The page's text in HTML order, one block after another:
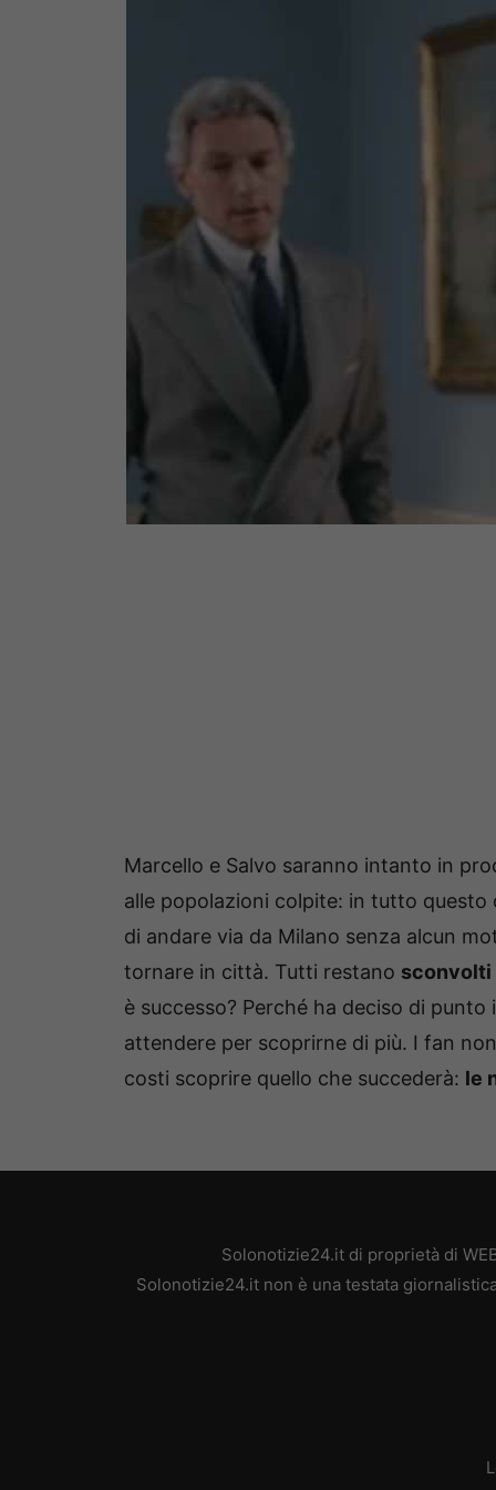
Marcello e Salvo saranno intanto in
alle popolazioni colpite: in tutto questo
di andare via da Milano senza alcun
tornare in città. Tutti restano sconvolti
è successo? Perché ha deciso di
attendere per scoprirne di più. I fan
costi scoprire quello che succederà: le
Solonotizie24.it di proprietà di
Solonotizie24.it non è una testata